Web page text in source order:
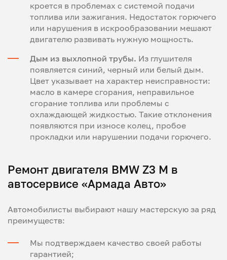
кроется в проблемах с системой подачи
топлива или зажигания. Недостаток горючего
или нарушения в искрообразовании мешают
двигателю развивать нужную мощность.
Дым из выхлопной трубы. Из глушителя
появляется синий, черный или белый дым.
Цвет указывает на характер неисправности:
масло в камере сгорания, неправильное
сгорание топлива или проблемы с
охлаждающей жидкостью. Такие отклонения
появляются при износе колец, пробое
прокладки или нарушении подачи горючего.
Ремонт двигателя BMW Z3 M в
автосервисе «Армада Авто»
Автомобилисты выбирают нашу мастерскую за ряд
преимуществ:
Мы подтверждаем качество своей работы
гарантией;